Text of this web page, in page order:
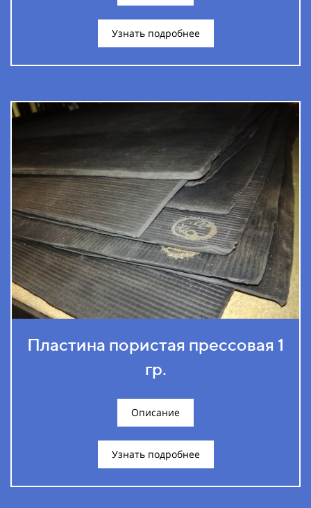
Узнать подробнее
Пластина пористая прессовая 1
гр.
Описание
Узнать подробнее